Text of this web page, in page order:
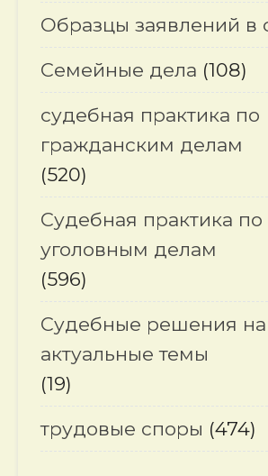
Образцы заявлений в
Семейные дела (108)
судебная практика по
гражданским делам
(520)
Судебная практика по
уголовным делам
(596)
Судебные решения на
актуальные темы
(19)
трудовые споры (474)